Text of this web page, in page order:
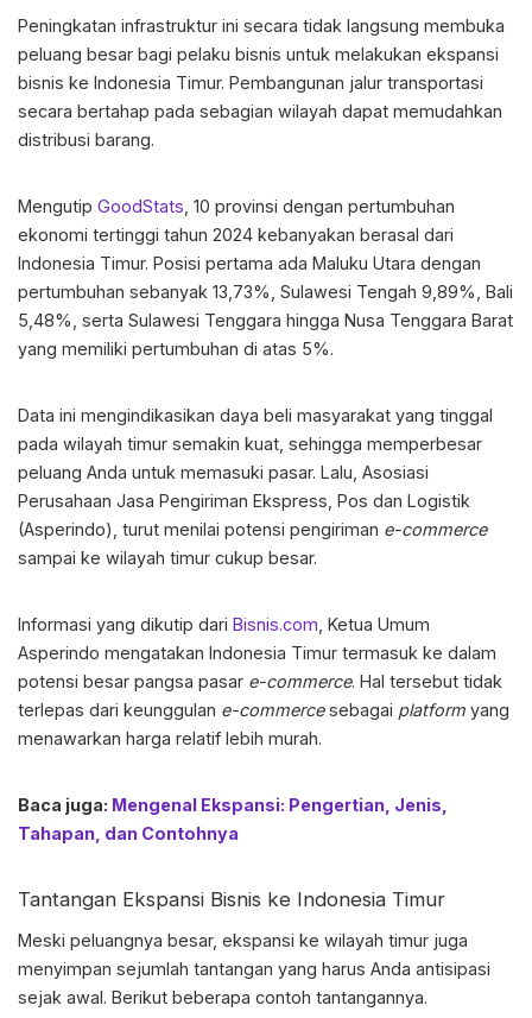
Peningkatan infrastruktur ini secara tidak langsung membuka
peluang besar bagi pelaku bisnis untuk melakukan ekspansi
bisnis ke Indonesia Timur. Pembangunan jalur transportasi
secara bertahap pada sebagian wilayah dapat memudahkan
distribusi barang.
Mengutip GoodStats , 10 provinsi dengan pertumbuhan
ekonomi tertinggi tahun 2024 kebanyakan berasal dari
Indonesia Timur. Posisi pertama ada Maluku Utara dengan
pertumbuhan sebanyak 13,73%, Sulawesi Tengah 9,89%, Bali
5,48%, serta Sulawesi Tenggara hingga Nusa Tenggara Barat
yang memiliki pertumbuhan di atas 5%.
Data ini mengindikasikan daya beli masyarakat yang tinggal
pada wilayah timur semakin kuat, sehingga memperbesar
peluang Anda untuk memasuki pasar. Lalu, Asosiasi
Perusahaan Jasa Pengiriman Ekspress, Pos dan Logistik
(Asperindo), turut menilai potensi pengiriman e-commerce
sampai ke wilayah timur cukup besar.
Informasi yang dikutip dari Bisnis.com , Ketua Umum
Asperindo mengatakan Indonesia Timur termasuk ke dalam
potensi besar pangsa pasar e-commerce. Hal tersebut tidak
terlepas dari keunggulan e-commercesebagai platform yang
menawarkan harga relatif lebih murah.
Baca juga: Mengenal Ekspansi: Pengertian, Jenis,
Tahapan, dan Contohnya
Tantangan Ekspansi Bisnis ke Indonesia Timur
Meski peluangnya besar, ekspansi ke wilayah timur juga
menyimpan sejumlah tantangan yang harus Anda antisipasi
sejak awal. Berikut beberapa contoh tantangannya.